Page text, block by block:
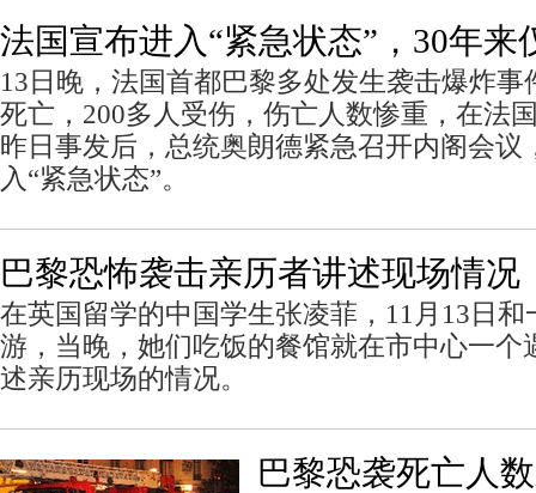
法国宣布进入“紧急状态”，30年
13日晚，法国首都巴黎多处发生袭击爆炸事
死亡，200多人受伤，伤亡人数惨重，在法
昨日事发后，总统奥朗德紧急召开内阁会议
入“紧急状态”。
巴黎恐怖袭击亲历者讲述现场情况
在英国留学的中国学生张凌菲，11月13日
游，当晚，她们吃饭的餐馆就在市中心一个
述亲历现场的情况。
巴黎恐袭死亡人